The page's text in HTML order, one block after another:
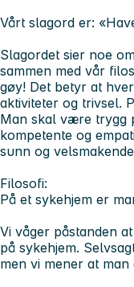
Vårt slagord er:
Slagordet sier noe
sammen med vår
gøy! Det betyr at
aktiviteter og trivsel.
Man skal være trygg
kompetente og
sunn og
Filosofi:
På et sykehjem er
Vi våger påstanden
på sykehjem.
men vi mener at